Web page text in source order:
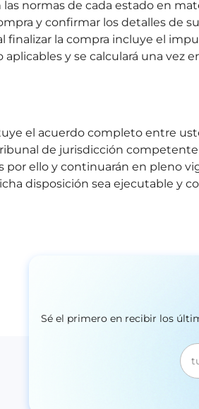
normas de cada estado en
y confirmar los detalles de
finalizar la compra incluye el
aplicables y se calculará una vez
el acuerdo completo entre
de jurisdicción
por ello y continuarán en pleno
disposición sea ejecutable y
Sé el primero en recibir los